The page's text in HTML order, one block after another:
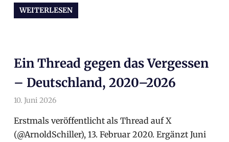
WEITERLESEN
Ein Thread gegen das Vergessen
– Deutschland, 2020–2026
10. Juni 2026
Erstmals veröffentlicht als Thread auf X
(@ArnoldSchiller), 13. Februar 2020. Ergänzt Juni